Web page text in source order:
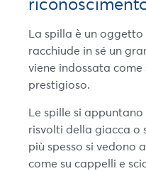
La spilla è un
racchiude in sé un
viene indossata
prestigioso.
Le spille si
risvolti della giacca o
più spesso si vedono
come su cappelli e